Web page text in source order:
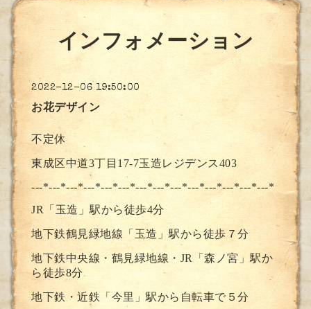
インフォメーション
2022-12-06 19:50:00
お花デザイン
不定休
東成区中道3丁目17-7玉造レジデンス403
---*---*---*---*---*---*---*---*---*---*---*---*---*---*
JR「玉造」駅から徒歩4分
地下鉄鶴見緑地線「玉造」駅から徒歩７分
地下鉄中央線・鶴見緑地線・JR「森ノ宮」駅か
ら徒歩8分
地下鉄・近鉄「今里」駅から自転車で５分